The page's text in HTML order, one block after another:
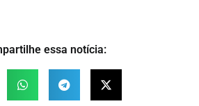
essa notícia: